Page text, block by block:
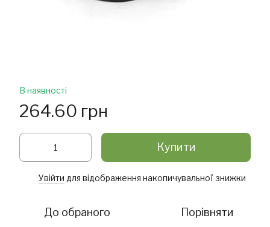
В наявності
264.60 грн
Купити
Увійти для відображення накопичувальної знижки
До обраного Порівняти